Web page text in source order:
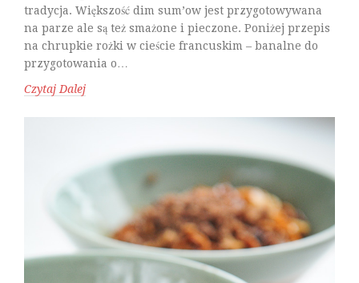
tradycja. Większość dim sum’ow jest przygotowywana
na parze ale są też smażone i pieczone. Poniżej przepis
na chrupkie rożki w cieście francuskim – banalne do
przygotowania o…
Czytaj Dalej